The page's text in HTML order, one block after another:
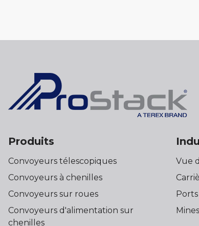
Produits
Convoyeurs télescopiques
Convoyeurs à chenilles
Convoyeurs sur roues
Convoyeurs d'alimentation sur
chenilles
Vue